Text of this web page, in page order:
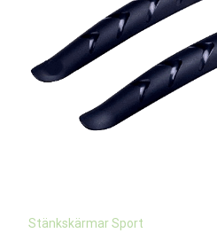
Stänkskärmar Sport